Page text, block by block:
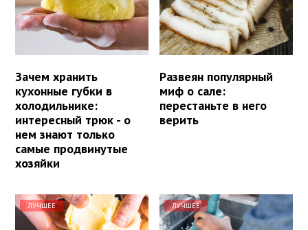
Зачем хранить
кухонные губки в
холодильнике:
интересный трюк - о
нем знают только
самые продвинутые
хозяйки
Развеян популярный
миф о сале:
перестаньте в него
верить
ЛУЧШЕЕ ЛУЧШЕЕ